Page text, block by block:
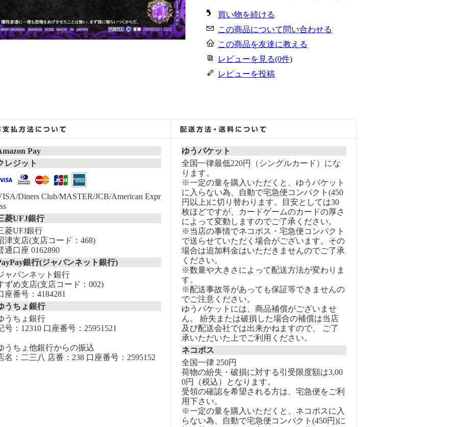
買い物を続ける
この商品について問い合わせる
この商品を友達に教える
レビューを見る(0件)
レビューを投稿
Pay
レジット
Diners Club/MASTER/JCB/American Expr
菱UFJ銀行
菱UFJ銀行
津支店(支店コード：468)
通口座 0162890
銀行(ジャパンネット銀行)
ャパンネット銀行
ずめ支店(支店コード：002)
座番号：4184281
うちょ銀行
うちょ銀行
号：12310 口座番号：25951521
うちょ他銀行からの振込
名：二三八 店番：238 口座番号：2595152
ゆうパケット
全国一律最低220円（シングルカード）にな
ります。
※一定の量を購入いただくと、ゆうパケット
に入らない為、自動で宅急便コンパクト(450
円以上)に切り替わります。目安としては30
枚ほどですが、カードゲームのカードの厚さ
によって変動しますのでご了承ください。
※当店の事情でネコポス・宅急便コンパクト
で送らせていただく場合がございます。その
場合は追加料金はいただきませんのでご了承
ください。
※数量や大きさによって配送方法が変わりま
す。
※配送事故等があっても保証等できませんの
でご注意ください。
ゆうパケットには、商品補償がございませ
ん。 紛失または破損した場合の補償は当店
及び配送会社では出来かねますので、 ご了
承いただいた上でご利用ください。
ネコポス
全国一律 250円
荷物の紛失・破損に対する引受限度額は3,00
0円（税込）となります。
受領の確認を希望される方は、宅急便をご利
用下さい。
※一定の量を購入いただくと、ネコポスに入
らない為、自動で宅急便コンパクト(450円)に